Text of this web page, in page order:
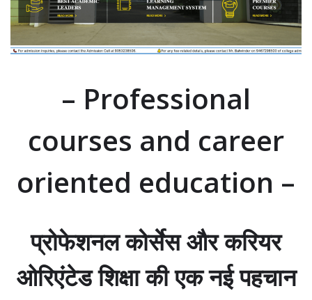
– Professional
courses and career
oriented education –
प्रोफेशनल कोर्सेस और करियर
ओरिएंटेड शिक्षा की एक नई पहचान